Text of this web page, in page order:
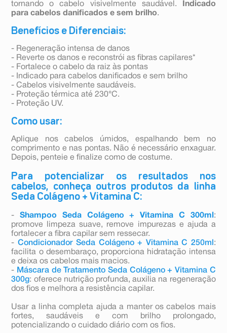
tornando o cabelo visivelmente saudável.
Indicado
para cabelos danificados e sem brilho.
Benefícios e Diferenciais:
- Regeneração intensa de danos
- Reverte os danos e reconstrói as fibras capilares*
- Fortalece o cabelo da raiz às pontas
- Indicado para cabelos danificados e sem brilho
- Cabelos visivelmente saudáveis.
- Proteção térmica até 230°C.
- Proteção UV.
Como usar:
Aplique nos cabelos úmidos, espalhando bem no
comprimento e nas pontas. Não é necessário enxaguar.
Depois, penteie e finalize como de costume.
Para potencializar os resultados nos
cabelos, conheça outros produtos da linha
Seda Colágeno + Vitamina C:
-Shampoo Seda Colágeno + Vitamina C 300ml :
promove limpeza suave, remove impurezas e ajuda a
fortalecer a fibra capilar sem ressecar.
- Condicionador Seda Colágeno + Vitamina C 250ml :
facilita o desembaraço, proporciona hidratação intensa
e deixa os cabelos mais macios.
- Máscara de Tratamento Seda Colágeno + Vitamina C
300g: oferece nutrição profunda, auxilia na regeneração
dos fios e melhora a resistência capilar.
Usar a linha completa ajuda a manter os cabelos mais
fortes, saudáveis e com brilho prolongado,
potencializando o cuidado diário com os fios.